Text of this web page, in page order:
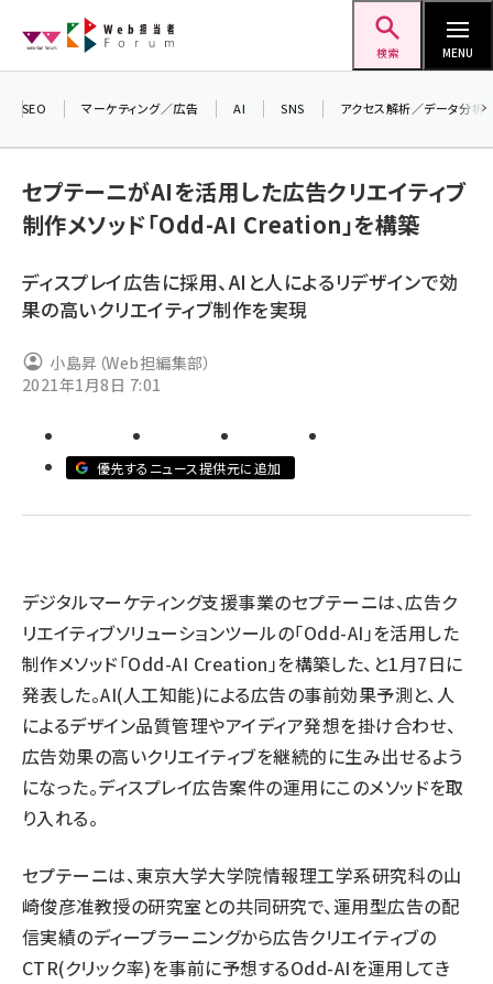
ン
検索 MENU
ai (2811)
note (2315)
z世代 (1623)
SEO マーケティング／広告 AI SNS アクセス解析／データ分析
セプテーニがAIを活用した広告クリエイティブ
制作メソッド「Odd-AI Creation」を構築
ディスプレイ広告に採用、AIと人によるリデザインで効
果の高いクリエイティブ制作を実現
小島昇（Web担編集部）
2021年1月8日 7:01
優先するニュース提供元に追加
デジタルマーケティング支援事業のセプテーニは、広告ク
リエイティブソリューションツールの「Odd-AI」を活用した
制作メソッド「Odd-AI Creation」を構築した、と1月7日に
発表した。AI(人工知能)による広告の事前効果予測と、人
によるデザイン品質管理やアイディア発想を掛け合わせ、
広告効果の高いクリエイティブを継続的に生み出せるよう
になった。ディスプレイ広告案件の運用にこのメソッドを取
り入れる。
セプテーニは、東京大学大学院情報理工学系研究科の山
崎俊彦准教授の研究室との共同研究で、運用型広告の配
信実績のディープラーニングから広告クリエイティブの
CTR(クリック率)を事前に予想するOdd-AIを運用してき
＼ 8
生成
るセ